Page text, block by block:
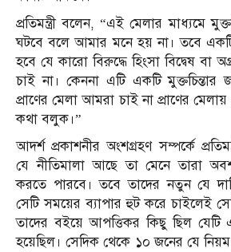
প্রতিমন্ত্রী বলেন, “এই মেলার মাধ্যমে
ঘটবে বলে আমার মনে হয় না। তবে
হবে যে কারো বিরুদ্ধে হিংসা বিদ্বেষ বা
চাই না। কেননা এটি একটি মুক্তচিন্তার
প্রাণের মেলা আমরা চাই না প্রাণের
কথা বলুক।”
আদর্শ প্রকাশনীর অংশগ্রহণ সম্পর্কে
যে নীতিমালা আছে তা মেনে তারা
করতে পারবে। তবে তাদের নতুন যে
সেটি সময়ের ব্যাপার হুট করে চাইলেই
তাদের বইয়ে আপত্তিকর কিছু ছিল যেটি
হয়েছিল। সেদিক থেকে ১০ জনের যে